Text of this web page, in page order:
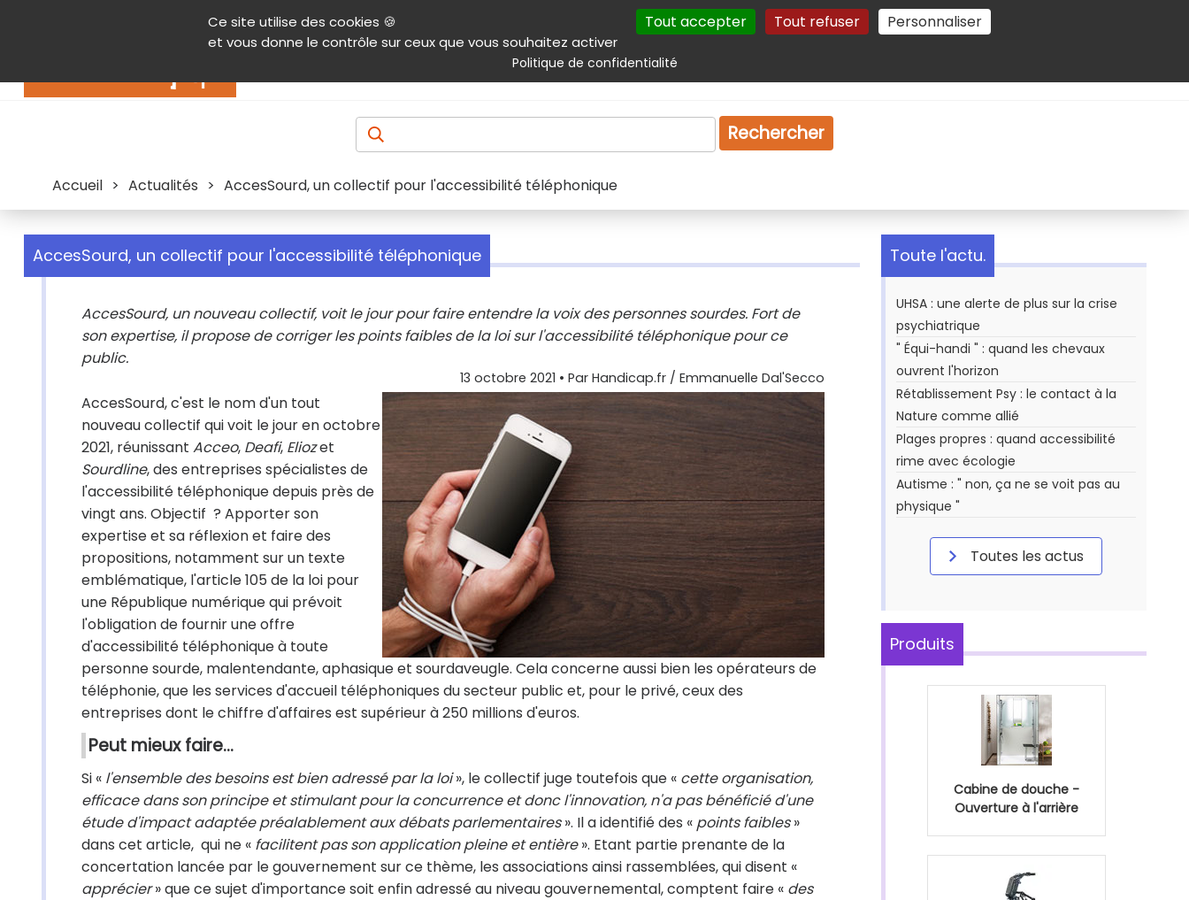
Ce site utilise des cookies 🍪
et vous donne le contrôle sur ceux que vous souhaitez activer
Tout accepter Tout refuser Personnaliser
Politique de confidentialité
Contenu Aide et accessibilité Menu principal Autres services Plan du site Gestion des cookies
Produits & services Emploi Droit
Rechercher
Accueil > Actualités > AccesSourd, un collectif pour l'accessibilité téléphonique
AccesSourd, un collectif pour l'accessibilité téléphonique
AccesSourd, un nouveau collectif, voit le jour pour faire entendre la voix des personnes sourdes. Fort de
son expertise, il propose de corriger les points faibles de la loi sur l'accessibilité téléphonique pour ce
public.
13 octobre 2021 • Par Handicap.fr / Emmanuelle Dal'Secco
AccesSourd, c'est le nom d'un tout
nouveau collectif qui voit le jour en octobre
2021, réunissant Acceo, Deafi, Eliozet
Sourdline, des entreprises spécialistes de
l'accessibilité téléphonique depuis près de
vingt ans. Objectif ? Apporter son
expertise et sa réflexion et faire des
propositions, notamment sur un texte
emblématique, l'article 105 de la loi pour
une République numérique qui prévoit
l'obligation de fournir une offre
d'accessibilité téléphonique à toute
personne sourde, malentendante, aphasique et sourdaveugle. Cela concerne aussi bien les opérateurs de
téléphonie, que les services d'accueil téléphoniques du secteur public et, pour le privé, ceux des
entreprises dont le chiffre d'affaires est supérieur à 250 millions d'euros.
Peut mieux faire...
Si « l'ensemble des besoins est bien adressé par la loi», le collectif juge toutefois que « cette organisation,
efficace dans son principe et stimulant pour la concurrence et donc l'innovation, n'a pas bénéficié d'une
étude d'impact adaptée préalablement aux débats parlementaires». Il a identifié des « points faibles»
dans cet article, qui ne « facilitent pas son application pleine et entière». Etant partie prenante de la
concertation lancée par le gouvernement sur ce thème, les associations ainsi rassemblées, qui disent «
apprécier» que ce sujet d'importance soit enfin adressé au niveau gouvernemental, comptent faire « des
Toute l'actu.
UHSA : une alerte de plus sur la crise
psychiatrique
" Équi-handi " : quand les chevaux
ouvrent l'horizon
Rétablissement Psy : le contact à la
Nature comme allié
Plages propres : quand accessibilité
rime avec écologie
Autisme : " non, ça ne se voit pas au
physique "
Toutes les actus
Produits
Cabine de douche -
Ouverture à l'arrière